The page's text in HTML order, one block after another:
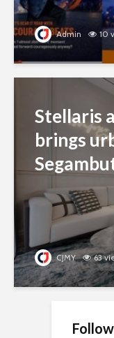
Admin 10
Stellaris
brings
CJMY 63